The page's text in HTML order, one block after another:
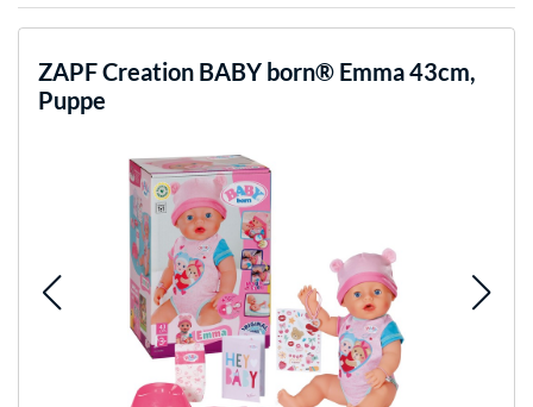
ZAPF Creation BABY born® Emma 43cm,
Puppe